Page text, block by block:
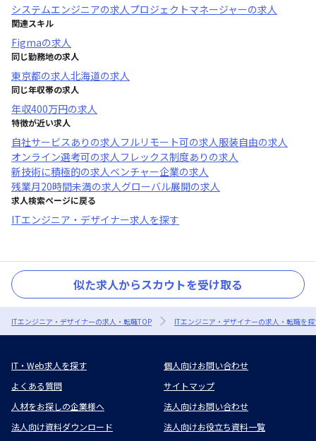
システムエンジニアの求人プロジェクトマネージャーの求人
関連スキル
Figmaの求人
同じ勤務地の求人
東京都の求人北海道の求人
同じ年収帯の求人
年収400万円の求人
特徴が近い求人
自社サービスあり の求人フルリモート可の求人服装自由の求人
オンライン選考可の求人フレックス制度あり の求人
新技術に積極的の求人ベンチャー企業の求人
残業月20時間未満の求人グローバル展開の求人
求人検索ページに戻る
ITエンジニア・デザイナー求人を探す
似た求人からスカウトを受け取る
ITエンジニア・デザイナーの求人・転職TOP ITエンジニア・デザイナーの求人・転職を
IT・Web求人を探す
個人向けお問い合わせ
よくある質問
サイトマップ
人材をお探しの企業様へ
法人向けお問い合わせ
法人向け資料ダウンロード
法人向けお役立ち資料一覧